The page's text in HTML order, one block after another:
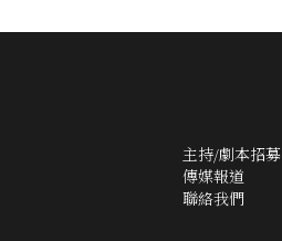
主持/劇本招募
傳媒報道
聯絡我們